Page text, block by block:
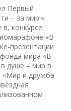
Первый
– за мир!».
конкурсе
«В
презентации
мира «В
душе – мир в
«Мир и дружба